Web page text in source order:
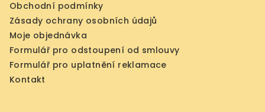
Obchodní podmínky
Zásady ochrany osobních údajů
Moje objednávka
Formulář pro odstoupení od smlouvy
Formulář pro uplatnění reklamace
Kontakt